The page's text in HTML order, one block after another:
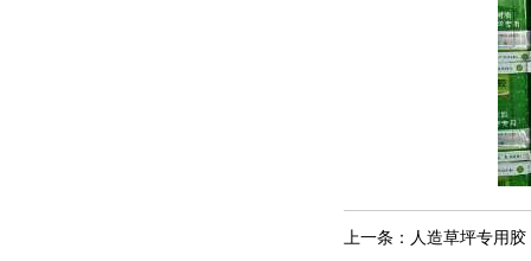
上一条： 人造草坪专用